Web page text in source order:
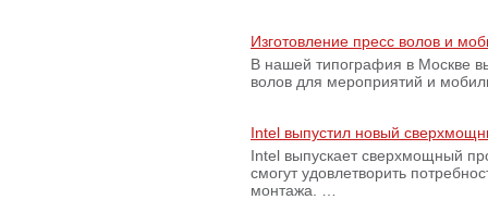
Изготовление пресс волов и
В нашей типография в Москве
волов для мероприятий и
Intel выпустил новый
Intel выпускает сверхмощный
смогут удовлетворить
монтажа. …